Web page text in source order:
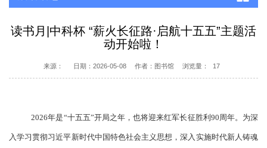
读书月|中科杯 “薪火长征路·启航十五五”主题活
动开始啦！
来源： 日期：2026-05-08 作者：图书馆 浏览量： 17
2026年是“十五五”开局之年，也将迎来红军长征胜利90周年。为深
入学习贯彻习近平新时代中国特色社会主义思想，深入实施时代新人铸魂